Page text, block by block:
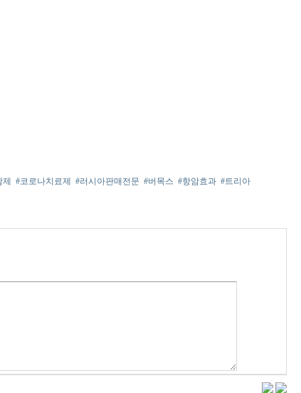
#코로나치료제 #러시아판매전문 #버목스 #항암효과 #트리아